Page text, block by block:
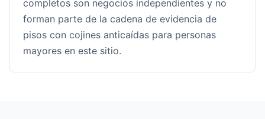
completos son negocios independientes y no
forman parte de la cadena de evidencia de
pisos con cojines anticaídas para personas
mayores en este sitio.